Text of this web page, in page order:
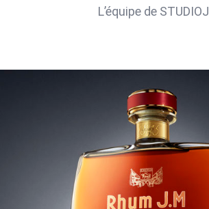
L’équipe de STUDIOJ